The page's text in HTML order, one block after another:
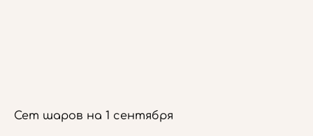
Сет шаров на 1 сентября